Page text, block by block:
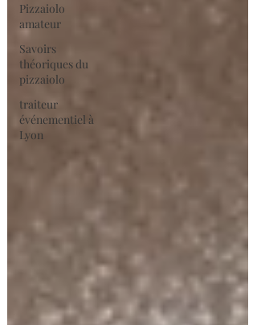
Pizzaiolo
amateur
Savoirs
théoriques du
pizzaiolo
traiteur
événementiel à
Lyon